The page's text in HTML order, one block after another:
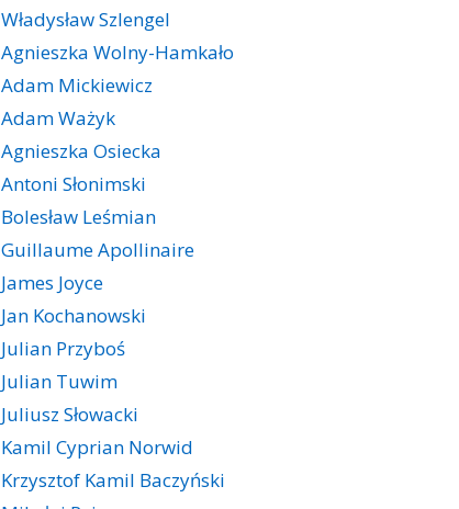
Władysław Szlengel
Agnieszka Wolny-Hamkało
Adam Mickiewicz
Adam Ważyk
Agnieszka Osiecka
Antoni Słonimski
Bolesław Leśmian
Guillaume Apollinaire
James Joyce
Jan Kochanowski
Julian Przyboś
Julian Tuwim
Juliusz Słowacki
Kamil Cyprian Norwid
Krzysztof Kamil Baczyński